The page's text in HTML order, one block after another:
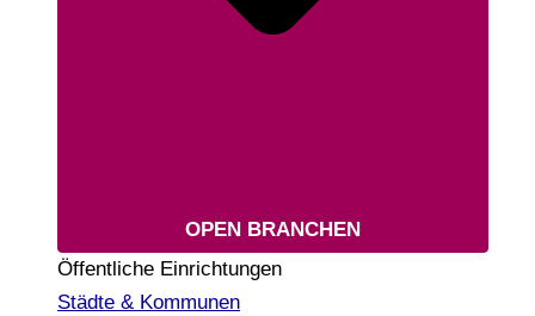
OPEN BRANCHEN
Öffentliche Einrichtungen
Städte & Kommunen